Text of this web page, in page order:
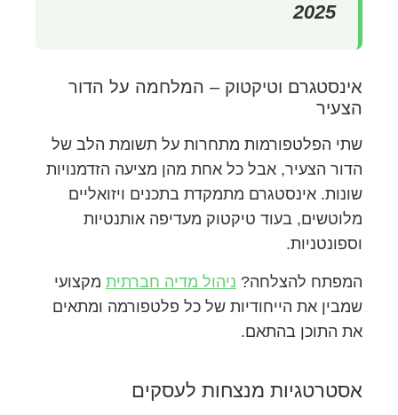
2025
אינסטגרם וטיקטוק – המלחמה על הדור
הצעיר
שתי הפלטפורמות מתחרות על תשומת הלב של
הדור הצעיר, אבל כל אחת מהן מציעה הזדמנויות
שונות. אינסטגרם מתמקדת בתכנים ויזואליים
מלוטשים, בעוד טיקטוק מעדיפה אותנטיות
וספונטניות.
המפתח להצלחה? ניהול מדיה חברתית מקצועי
שמבין את הייחודיות של כל פלטפורמה ומתאים
את התוכן בהתאם.
אסטרטגיות מנצחות לעסקים